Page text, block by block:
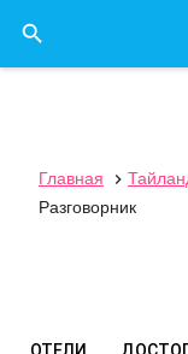

Главная 
Разговорник